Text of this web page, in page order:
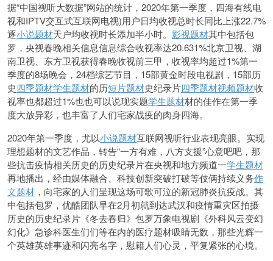
据“中国视听大数据”网站的统计，2020年第一季度，四海有线电
视和IPTV交互式互联网电视)用户日均收视总时长同比上涨22.7%
逐小说题材天户均收视时长添加半小时。 影视题材其中包括包
罗，央视春晚相关信息信息综合收视率达20.631%北京卫视、湖
南卫视、东方卫视获得春晚收视前三甲，收视率均超过1%第一
季度的8场晚会，24档综艺节目，15部黄金时段电视剧，15部历
史四季题材学生题材的历短片题材史纪录片四季题材视频题材收
视率也都超过1%也也可以说现实题学生题材材的佳作在第一季
度大放异彩，也丰富了人们宅家战疫的肉身四海。
2020年第一季度，尤以小说题材互联网视听行业表现亮眼。实现
理想题材的文艺作品，转告“一方有难，八方支援”心意吧吧，那
些抗击疫情相关历史的历史纪录片在央视和地方频道一学生题材
再地播出，经由媒体融合、科技创新突破打破等伎俩持续义务作
文题材 ，向宅家的人们呈现这场可歌可泣的新冠肺炎抗疫战。其
中包括包罗，优酷团队早在2月初就到达武汉和疫情重灾区拍摄
历史的历史纪录片《冬去春归》包罗万象电视剧《外科风云变幻
幻化》急诊科医生们们等在内的医疗题材吸睛无数，那些光辉一
个英雄英雄事迹和闪亮名字，慰籍人们心灵，平复紧张的心境。